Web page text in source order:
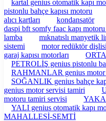
kartal genius otomatik kapı
pistonlu bahçe kapısı motoru
alıcı kartları
kondansatör
daspi bft somfy faac kapı
lamba
mıknatıslı manyetik
sistemi
motor redüktör dişlisi
garaj kapısı motorları
PETROLİŞ genius pistonlu
RAHMANLAR genius motor
SOĞANLIK genius bahçe
genius motor servisi tamiri
motoru tamiri servisi
YALI genius otomatik kapı
MAHALLESİ-SEMTİ